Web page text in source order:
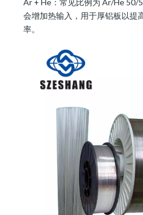
Ar + He：常见比例为 Ar/He 50/
会增加热输入，用于厚铝板以提
率。